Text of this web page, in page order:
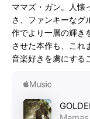
ママズ・ガン。人懐
さ、ファンキーなグ
作でより一層の輝き
させた本作も、これ
音楽好きを虜にする